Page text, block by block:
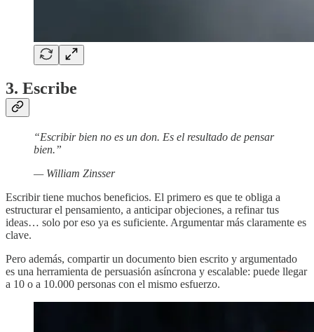
3. Escribe
“Escribir bien no es un don. Es el resultado de pensar
bien.”
— William Zinsser
Escribir tiene muchos beneficios. El primero es que te obliga a
estructurar el pensamiento, a anticipar objeciones, a refinar tus
ideas… solo por eso ya es suficiente. Argumentar más claramente es
clave.
Pero además, compartir un documento bien escrito y argumentado
es una herramienta de persuasión asíncrona y escalable: puede llegar
a 10 o a 10.000 personas con el mismo esfuerzo.